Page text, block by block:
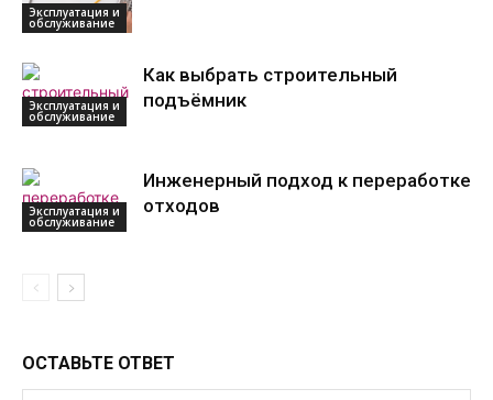
Эксплуатация и
обслуживание
Эксплуатация и
обслуживание
Как выбрать строительный
подъёмник
Эксплуатация и
обслуживание
Инженерный подход к переработке
отходов
ОСТАВЬТЕ ОТВЕТ